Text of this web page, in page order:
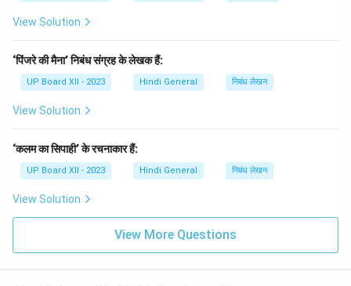
View Solution
‘पिंजरे की मैना’ निबंध संग्रह के लेखक हैं:
UP Board XII - 2023 Hindi General निबंध लेखन
View Solution
‘कलम का सिपाही’ के रचनाकार हैं:
UP Board XII - 2023 Hindi General निबंध लेखन
View Solution
View More Questions